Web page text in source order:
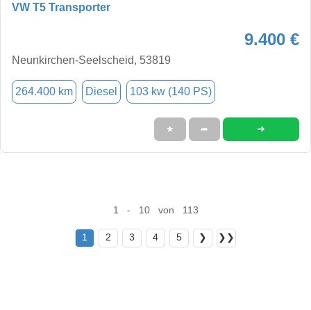
VW T5 Transporter
9.400 €
Neunkirchen-Seelscheid, 53819
264.400 km Diesel 103 kw (140 PS)
★ ➦ ➜
1 - 10 von 113
1 2 3 4 5 ❯ ❯❯